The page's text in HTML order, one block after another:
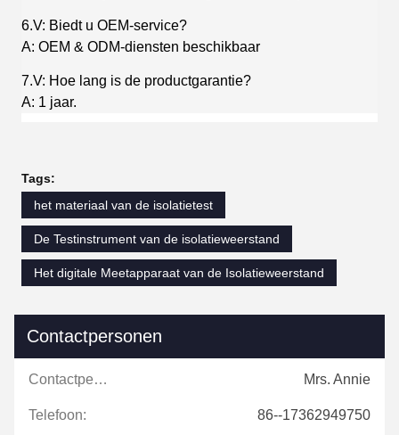
6.V: Biedt u OEM-service?
A: OEM & ODM-diensten beschikbaar
7.V: Hoe lang is de productgarantie?
A: 1 jaar.
Tags:
het materiaal van de isolatietest
De Testinstrument van de isolatieweerstand
Het digitale Meetapparaat van de Isolatieweerstand
Contactpersonen
Contactpersonen: Mrs. Annie
Telefoon: 86--17362949750